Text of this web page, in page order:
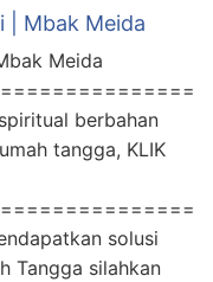
| Mbak Meida
Meida
berbahan
tangga, KLIK
solusi
Tangga silahkan